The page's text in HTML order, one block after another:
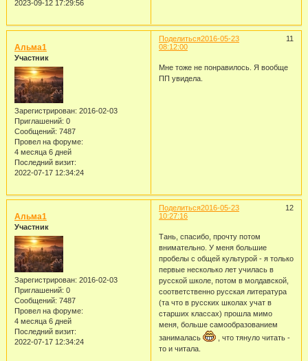
2023-09-12 17:29:56
Поделиться 11
2016-05-23
08:12:00
Альма1
Участник
Зарегистрирован: 2016-02-03
Приглашений: 0
Сообщений: 7487
Провел на форуме:
4 месяца 6 дней
Последний визит:
2022-07-17 12:34:24
Мне тоже не понравилось. Я вообще
ПП увидела.
Поделиться 12
2016-05-23
10:27:16
Альма1
Участник
Зарегистрирован: 2016-02-03
Приглашений: 0
Сообщений: 7487
Провел на форуме:
4 месяца 6 дней
Последний визит:
2022-07-17 12:34:24
Тань, спасибо, прочту потом
внимательно. У меня большие
пробелы с общей культурой - я только
первые несколько лет училась в
русской школе, потом в молдавской,
соответственно русская литература
(та что в русских школах учат в
старших классах) прошла мимо
меня, больше самообразованием
занималась
, что тянуло читать -
то и читала.